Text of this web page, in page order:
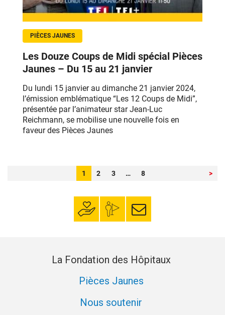
PIÈCES JAUNES
Les Douze Coups de Midi spécial Pièces
Jaunes – Du 15 au 21 janvier
Du lundi 15 janvier au dimanche 21 janvier 2024,
l’émission emblématique “Les 12 Coups de Midi”,
présentée par l’animateur star Jean-Luc
Reichmann, se mobilise une nouvelle fois en
faveur des Pièces Jaunes
Pagination
publications
Page
1 Page
2 Page
3 … Page
8 >
Faire un donMon espace
donateur
S’inscrire à la
newsletter
La Fondation des Hôpitaux
Pièces Jaunes
Nous soutenir